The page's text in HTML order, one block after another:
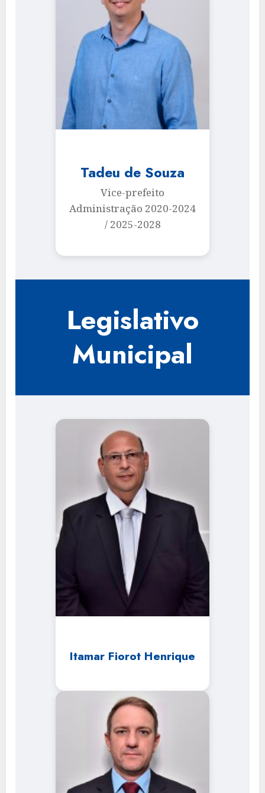
Tadeu de Souza
Vice-prefeito
Administração 2020-2024
/ 2025-2028
Legislativo
Municipal
Itamar Fiorot Henrique